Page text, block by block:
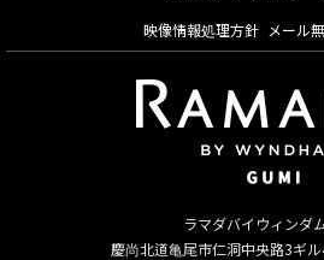
映像情報処理方針
メール
ラマダバイウィンダ
慶尚北道亀尾市仁洞中央路3ギ